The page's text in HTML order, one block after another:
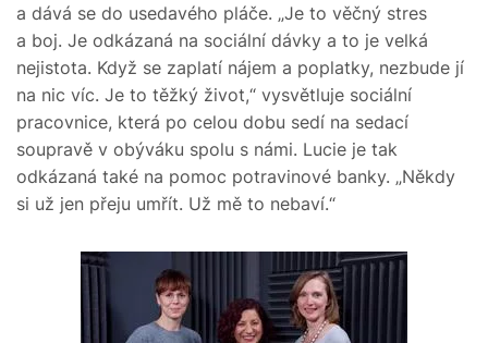
a dává se do usedavého pláče. „Je to věčný stres
a boj. Je odkázaná na sociální dávky a to je velká
nejistota. Když se zaplatí nájem a poplatky, nezbude jí
na nic víc. Je to těžký život,“ vysvětluje sociální
pracovnice, která po celou dobu sedí na sedací
soupravě v obýváku spolu s námi. Lucie je tak
odkázaná také na pomoc potravinové banky. „Někdy
si už jen přeju umřít. Už mě to nebaví.“